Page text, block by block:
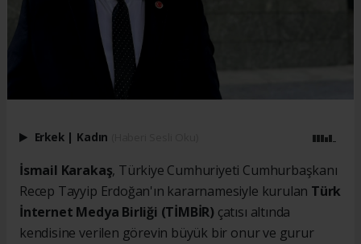
Erkek | Kadın
İsmail Karakaş, Türkiye Cumhuriyeti Cumhurbaşkanı
Recep Tayyip Erdoğan'ın kararnamesiyle kurulan Türk
İnternet Medya Birliği (TİMBİR) çatısı altında
kendisine verilen görevin büyük bir onur ve gurur